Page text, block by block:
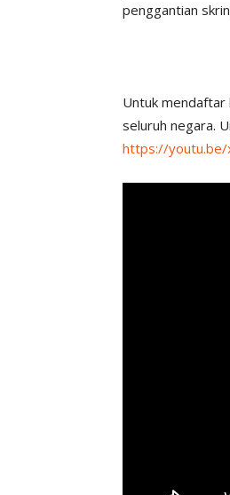
penggantian
Untuk mendaftar
seluruh negara.
https://youtu.be/